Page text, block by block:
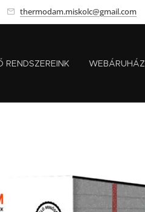
thermodam.miskolc@gmail.com
RENDSZEREINK WEBÁRUHÁZ